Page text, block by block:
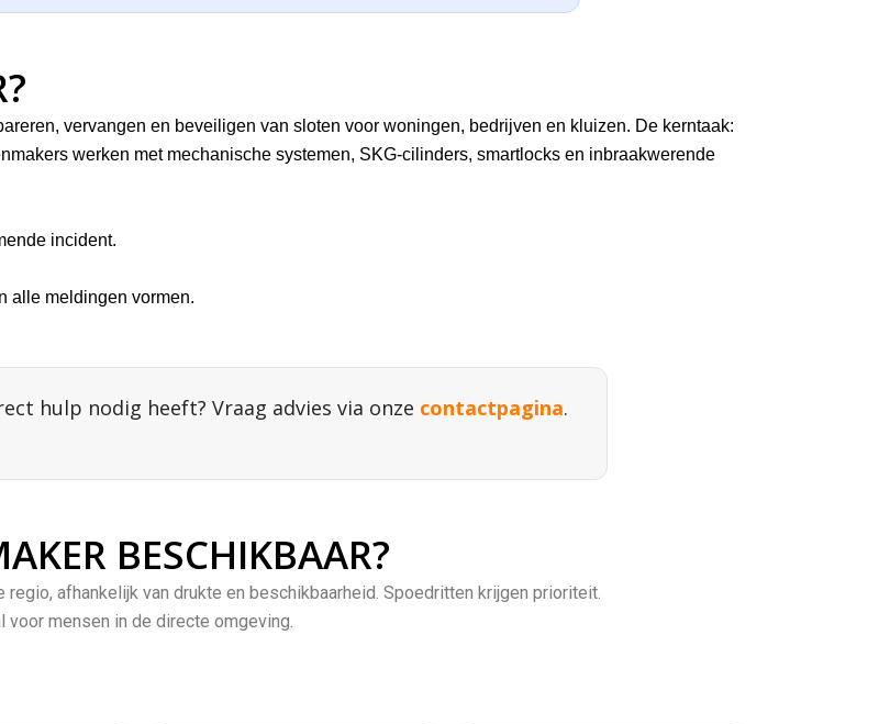
vervangen en beveiligen van sloten voor woningen, bedrijven en kluizen. De kerntaak:
werken met mechanische systemen, SKG-cilinders, smartlocks en inbraakwerende
incident.
alle meldingen vormen.
hulp nodig heeft? Vraag advies via onze contactpagina.
BESCHIKBAAR?
regio, afhankelijk van drukte en beschikbaarheid. Spoedritten krijgen prioriteit.
voor mensen in de directe omgeving.